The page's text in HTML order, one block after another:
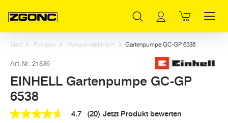
Start Pumpen Pumpen elektrisch Gartenpumpe GC-GP 6538
Art.Nr. 21836
EINHELL Gartenpumpe GC-GP
6538
4.7
4.7 (20) Jetzt Produkt bewerten